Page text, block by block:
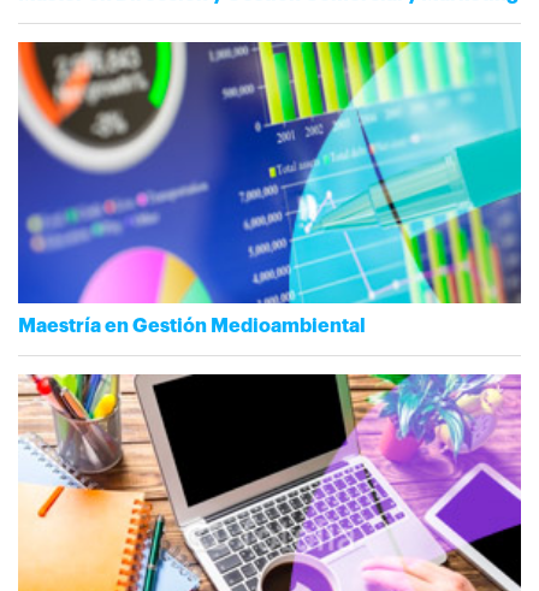
Maestría en Gestión Medioambiental